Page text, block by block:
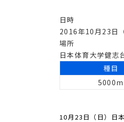
日時
2016年10月23日（
場所
日本体育大学健志
種目
5000m
10月23日（日）日